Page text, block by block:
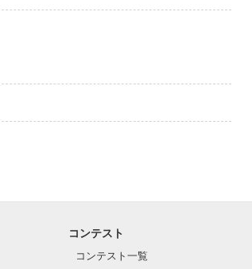
コンテスト
コンテスト一覧